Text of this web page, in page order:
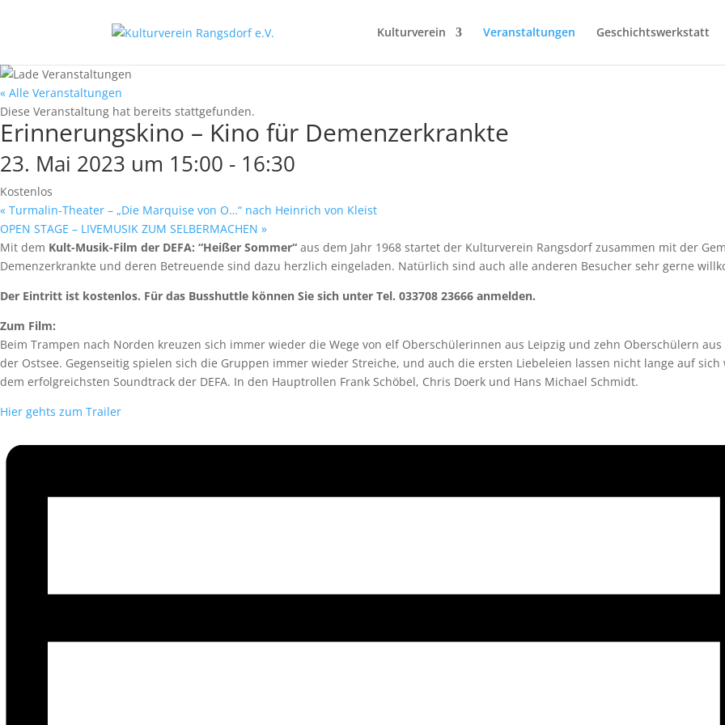
Kulturverein Veranstaltungen Geschichtswerkstatt
« Alle Veranstaltungen
Diese Veranstaltung hat bereits stattgefunden.
Erinnerungskino – Kino für Demenzerkrankte
23. Mai 2023 um 15:00 - 16:30
Kostenlos
« Turmalin-Theater – „Die Marquise von O…“ nach Heinrich von Kleist
OPEN STAGE – LIVEMUSIK ZUM SELBERMACHEN »
Mit dem Kult-Musik-Film der DEFA: “Heißer Sommer“ aus dem Jahr 1968 startet der Kulturverein Rangsdorf zusammen mit der
Demenzerkrankte und deren Betreuende sind dazu herzlich eingeladen. Natürlich sind auch alle anderen Besucher sehr gerne
Der Eintritt ist kostenlos. Für das Busshuttle können Sie sich unter Tel. 033708 23666 anmelden.
Zum Film:
Beim Trampen nach Norden kreuzen sich immer wieder die Wege von elf Oberschülerinnen aus Leipzig und zehn Oberschülern
der Ostsee. Gegenseitig spielen sich die Gruppen immer wieder Streiche, und auch die ersten Liebeleien lassen nicht lange auf
dem erfolgreichsten Soundtrack der DEFA. In den Hauptrollen Frank Schöbel, Chris Doerk und Hans Michael Schmidt.
Hier gehts zum Trailer